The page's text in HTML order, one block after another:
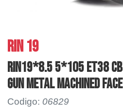
RIN 19
RIN19*8.5 5*105 ET38
GUN METAL MACHINED FACE
Codigo: 06829